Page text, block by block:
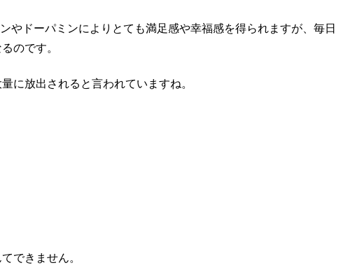
やドーパミンによりとても満足感や幸福感を得られますが、毎日
のです。
に放出されると言われていますね。
できません。